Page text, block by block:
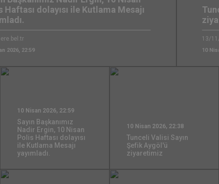
Tunceli Valisi Sayın Şefik Aygöl'ü
10 Nisan 2026, 22:38
10 Nisan 2026, 22:59
Sayın Başkanımız
Nadir Ergin, 10 Nisan
Polis Haftası dolayısı
ile Kutlama Mesajı
yayımladı.
10 Nisan 2026, 22:38
Tunceli Valisi Sayın
Şefik Aygöl'ü
ziyaretimiz